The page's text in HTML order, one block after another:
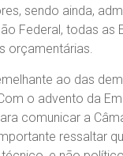
sendo ainda,
Federal, todas
orçamentárias.
ao das
o advento da
comunicar a
ressaltar